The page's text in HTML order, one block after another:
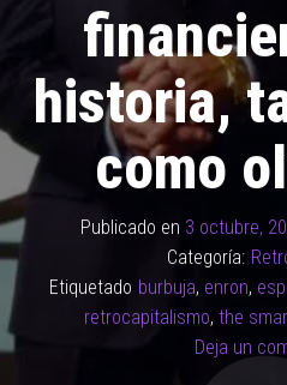
historia,
como
Publicado en 3 octubre,
Categoría:
Etiquetado burbuja, enron,
retrocapitalismo, the
Deja un